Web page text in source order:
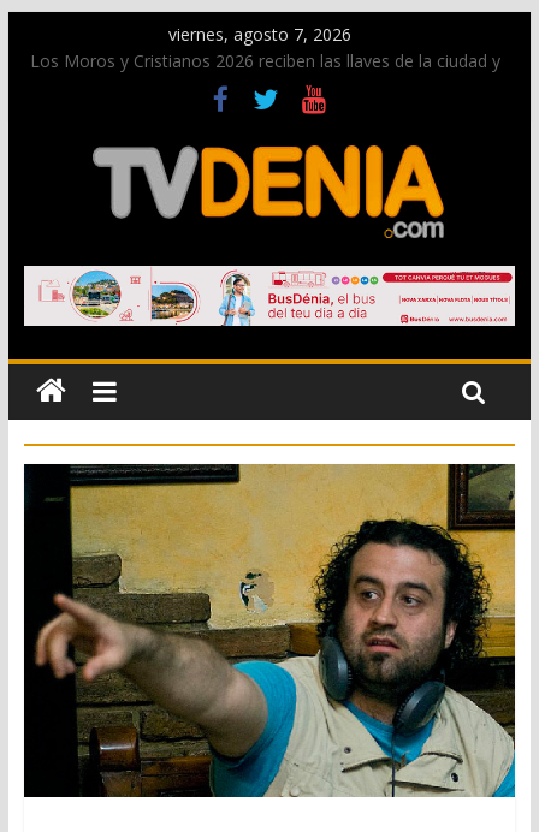
viernes, agosto 7, 2026
Los Moros y Cristianos 2026 reciben las llaves de la ciudad y
dan inicio a las fiestas en Dénia
El bando moro protagonista en la Segunda Entraeta Festera
Paco Adsuar dona al Arxiu de Dénia más de 50.000 imágenes
de la memoria visual de la ciudad
La Entraeta Festera llena de ambiente la calle Marqués de
Campo con la recepción a la Capitanía Cristiana
El XII Festival de Jazz de Dénia reunirá durante agosto a
figuras nacionales e internacionales en los Jardins de
Torrecremada